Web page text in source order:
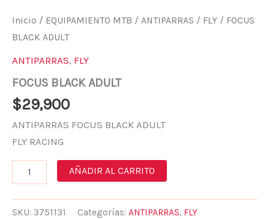
Inicio / EQUIPAMIENTO MTB / ANTIPARRAS / FLY / FOCUS
BLACK ADULT
ANTIPARRAS, FLY
FOCUS BLACK ADULT
$29,900
ANTIPARRAS FOCUS BLACK ADULT
FLY RACING
AÑADIR AL CARRITO
SKU: 3751131 Categorías: ANTIPARRAS, FLY